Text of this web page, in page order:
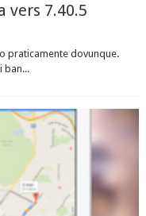
vers 7.40.5
praticamente dovunque.
ban...